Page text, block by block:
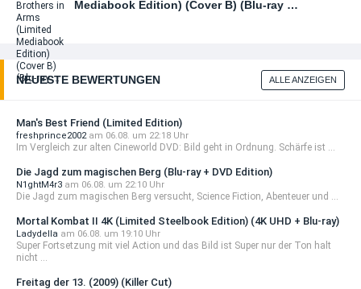
Mediabook Edition) (Cover B) (Blu-ray …
NEUESTE BEWERTUNGEN ALLE ANZEIGEN
Man's Best Friend (Limited Edition)
freshprince2002 am 06.08. um 22:18 Uhr
Im Vergleich zur alten Cineworld DVD: Bild geht in Ordnung. Schärfe ist ...
Die Jagd zum magischen Berg (Blu-ray + DVD Edition)
N1ghtM4r3 am 06.08. um 22:10 Uhr
Die Jagd zum magischen Berg versucht, Science Fiction, Abenteuer und ...
Mortal Kombat II 4K (Limited Steelbook Edition) (4K UHD + Blu-ray)
Ladydella am 06.08. um 19:10 Uhr
Super Fortsetzung mit viel Action und das Bild ist Super nur der Ton halt
nicht ...
Freitag der 13. (2009) (Killer Cut)